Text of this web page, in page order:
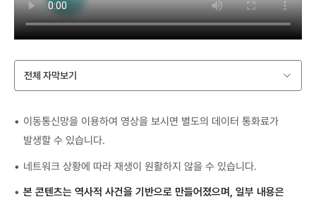
전체 자막보기
이동통신망을 이용하여 영상을 보시면 별도의 데이터 통화료가
발생할 수 있습니다.
네트워크 상황에 따라 재생이 원활하지 않을 수 있습니다.
본 콘텐츠는 역사적 사건을 기반으로 만들어졌으며, 일부 내용은